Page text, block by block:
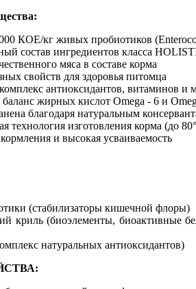
КОЕ/кг живых пробиотиков
состав ингредиентов класса
мяса в составе корма
свойств для здоровья питомца
антиоксидантов, витаминов и
жирных кислот Omega - 6 и
благодаря натуральным
технология изготовления корма (до
и высокая усваиваемость
(стабилизаторы кишечной флоры)
криль (биоэлементы, биоактивные
натуральных антиоксидантов)